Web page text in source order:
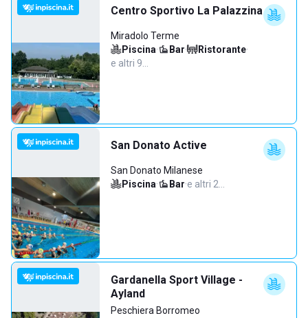
Centro Sportivo La Palazzina
Miradolo Terme
Piscina· Bar· Ristorante·
e altri 9…
San Donato Active
San Donato Milanese
Piscina· Bar·e altri 2…
Gardanella Sport Village -
Ayland
Peschiera Borromeo